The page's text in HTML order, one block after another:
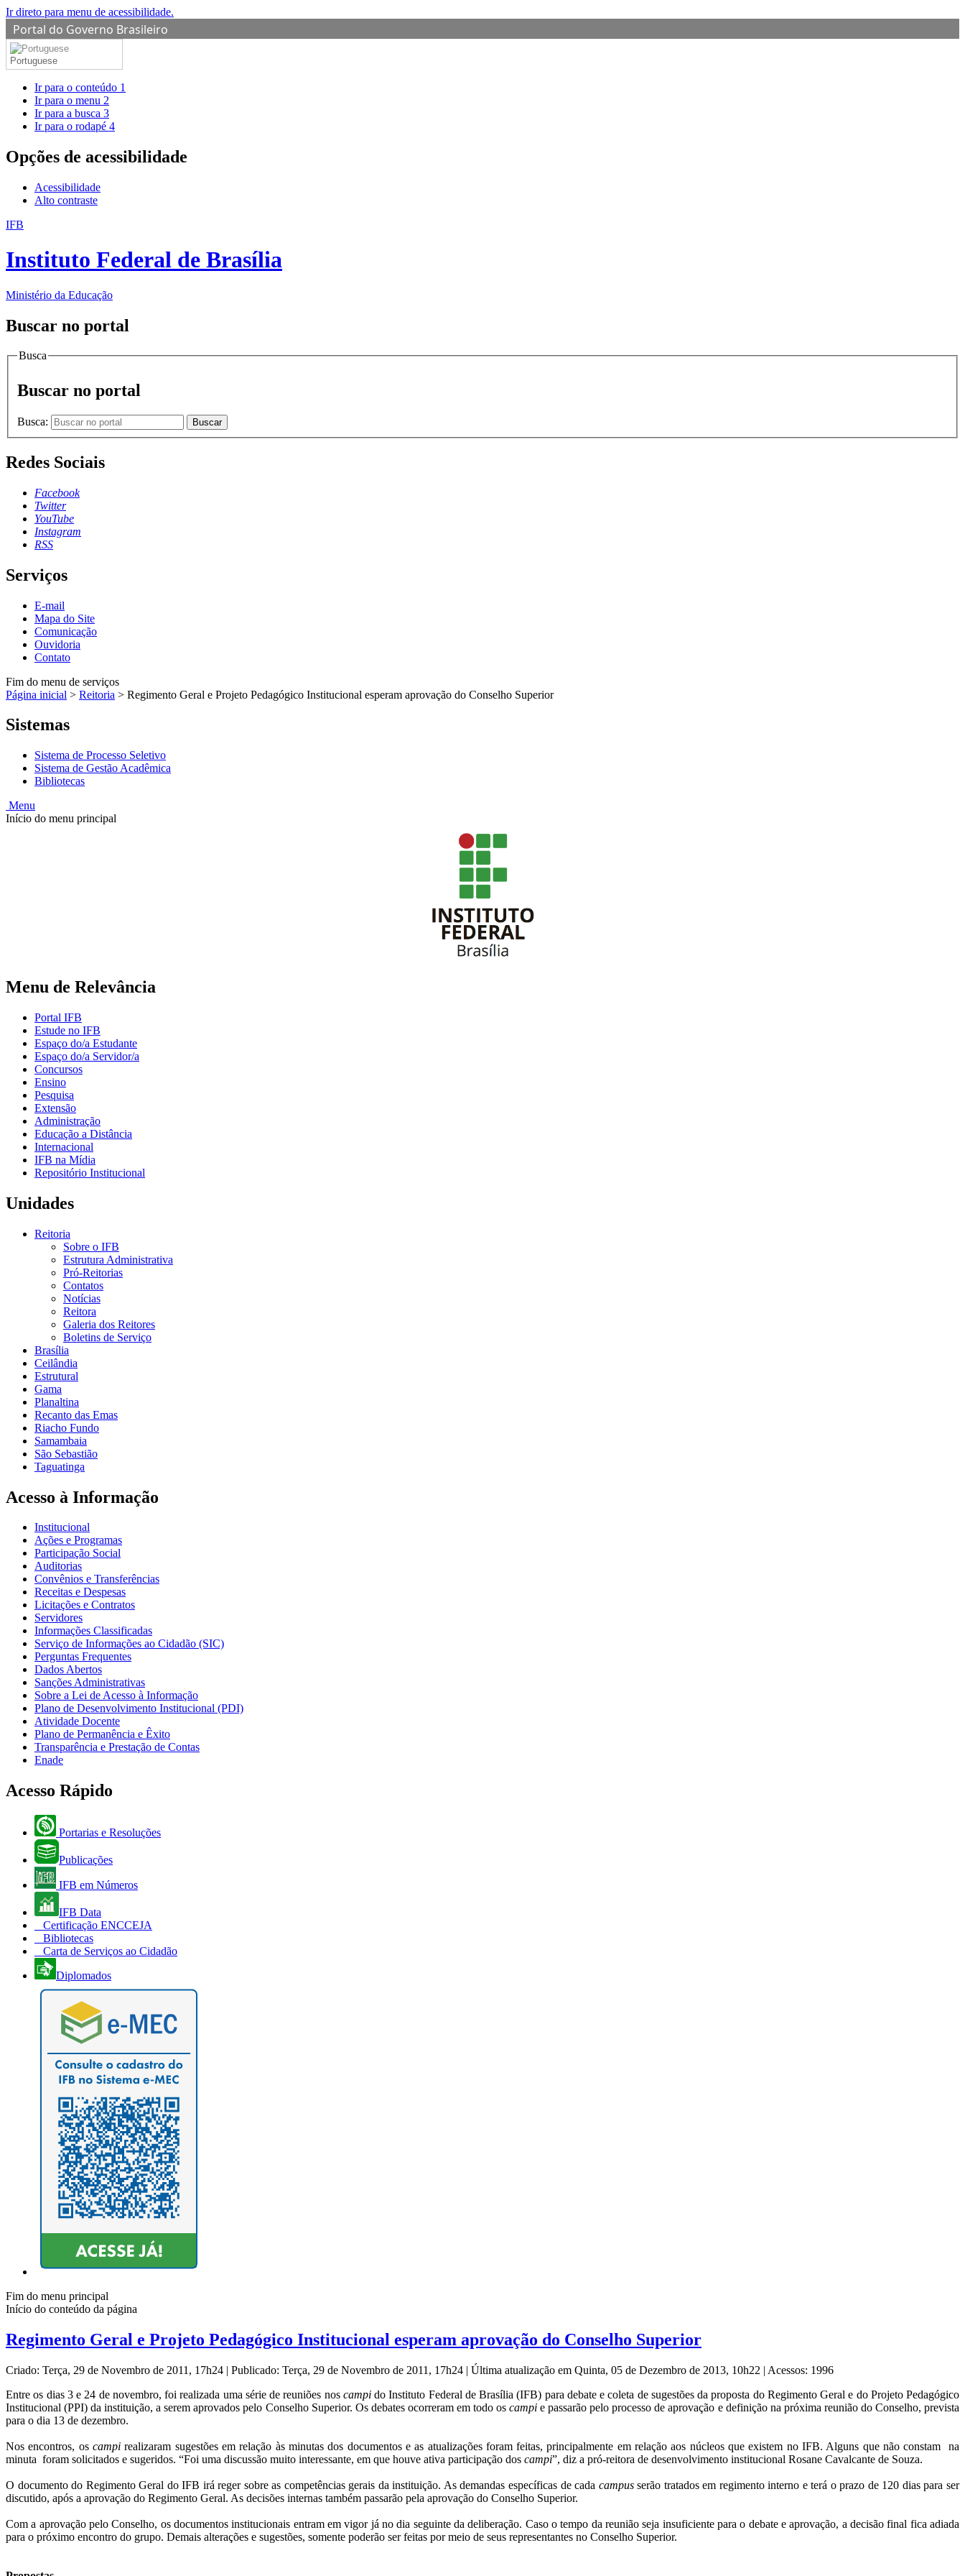
Ir direto para menu de acessibilidade.
Portal do Governo Brasileiro
Portuguese
Ir para o conteúdo 1
Ir para o menu 2
Ir para a busca 3
Ir para o rodapé 4
Opções de acessibilidade
Acessibilidade
Alto contraste
IFB
Instituto Federal de Brasília
Ministério da Educação
Buscar no portal
Busca
Buscar no portal
Busca: Buscar
Redes Sociais
Facebook
Twitter
YouTube
Instagram
RSS
Serviços
E-mail
Mapa do Site
Comunicação
Ouvidoria
Contato
Fim do menu de serviços
Página inicial > Reitoria > Regimento Geral e Projeto Pedagógico Institucional esperam aprovação do Conselho Superior
Sistemas
Sistema de Processo Seletivo
Sistema de Gestão Acadêmica
Bibliotecas
Menu
Início do menu principal
Menu de Relevância
Portal IFB
Estude no IFB
Espaço do/a Estudante
Espaço do/a Servidor/a
Concursos
Ensino
Pesquisa
Extensão
Administração
Educação a Distância
Internacional
IFB na Mídia
Repositório Institucional
Unidades
Reitoria
Sobre o IFB
Estrutura Administrativa
Pró-Reitorias
Contatos
Notícias
Reitora
Galeria dos Reitores
Boletins de Serviço
Brasília
Ceilândia
Estrutural
Gama
Planaltina
Recanto das Emas
Riacho Fundo
Samambaia
São Sebastião
Taguatinga
Acesso à Informação
Institucional
Ações e Programas
Participação Social
Auditorias
Convênios e Transferências
Receitas e Despesas
Licitações e Contratos
Servidores
Informações Classificadas
Serviço de Informações ao Cidadão (SIC)
Perguntas Frequentes
Dados Abertos
Sanções Administrativas
Sobre a Lei de Acesso à Informação
Plano de Desenvolvimento Institucional (PDI)
Atividade Docente
Plano de Permanência e Êxito
Transparência e Prestação de Contas
Enade
Acesso Rápido
Portarias e Resoluções
Publicações
IFB em Números
IFB Data
Certificação ENCCEJA
Bibliotecas
Carta de Serviços ao Cidadão
Diplomados
Fim do menu principal
Início do conteúdo da página
Regimento Geral e Projeto Pedagógico Institucional esperam aprovação do Conselho Superior
Criado: Terça, 29 de Novembro de 2011, 17h24 | Publicado: Terça, 29 de Novembro de 2011, 17h24 | Última atualização em Quinta, 05 de Dezembro de 2013, 10h22 | Acessos: 1996
Entre os dias 3 e 24 de novembro, foi realizada uma série de reuniões nos campido Instituto Federal de Brasília (IFB) para debate e coleta de sugestões da proposta do Regimento Geral e do Projeto Pedagógico
Institucional (PPI) da instituição, a serem aprovados pelo Conselho Superior. Os debates ocorreram em todo oscampie passarão pelo processo de aprovação e definição na próxima reunião do Conselho, prevista
para o dia 13 de dezembro.
Nos encontros, os campirealizaram sugestões em relação às minutas dos documentos e as atualizações foram feitas, principalmente em relação aos núcleos que existem no IFB. Alguns que não constam na
minuta foram solicitados e sugeridos. “Foi uma discussão muito interessante, em que houve ativa participação dos campi”, diz a pró-reitora de desenvolvimento institucional Rosane Cavalcante de Souza.
O documento do Regimento Geral do IFB irá reger sobre as competências gerais da instituição. As demandas específicas de cada campusserão tratados em regimento interno e terá o prazo de 120 dias para ser
discutido, após a aprovação do Regimento Geral. As decisões internas também passarão pela aprovação do Conselho Superior.
Com a aprovação pelo Conselho, os documentos institucionais entram em vigor já no dia seguinte da deliberação. Caso o tempo da reunião seja insuficiente para o debate e aprovação, a decisão final fica adiada
para o próximo encontro do grupo. Demais alterações e sugestões, somente poderão ser feitas por meio de seus representantes no Conselho Superior.